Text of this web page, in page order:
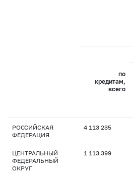
по
кредитам,
всего
РОССИЙСКАЯ
ФЕДЕРАЦИЯ
4 113 235
ЦЕНТРАЛЬНЫЙ
ФЕДЕРАЛЬНЫЙ
ОКРУГ
1 113 399